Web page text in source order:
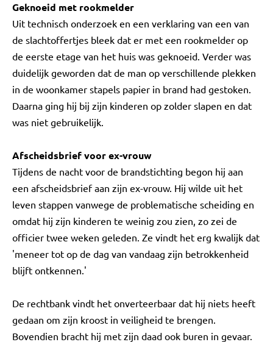
Geknoeid met rookmelder
Uit technisch onderzoek en een verklaring van een van
de slachtoffertjes bleek dat er met een rookmelder op
de eerste etage van het huis was geknoeid. Verder was
duidelijk geworden dat de man op verschillende plekken
in de woonkamer stapels papier in brand had gestoken.
Daarna ging hij bij zijn kinderen op zolder slapen en dat
was niet gebruikelijk.
Afscheidsbrief voor ex-vrouw
Tijdens de nacht voor de brandstichting begon hij aan
een afscheidsbrief aan zijn ex-vrouw. Hij wilde uit het
leven stappen vanwege de problematische scheiding en
omdat hij zijn kinderen te weinig zou zien, zo zei de
officier twee weken geleden. Ze vindt het erg kwalijk dat
'meneer tot op de dag van vandaag zijn betrokkenheid
blijft ontkennen.'
De rechtbank vindt het onverteerbaar dat hij niets heeft
gedaan om zijn kroost in veiligheid te brengen.
Bovendien bracht hij met zijn daad ook buren in gevaar.